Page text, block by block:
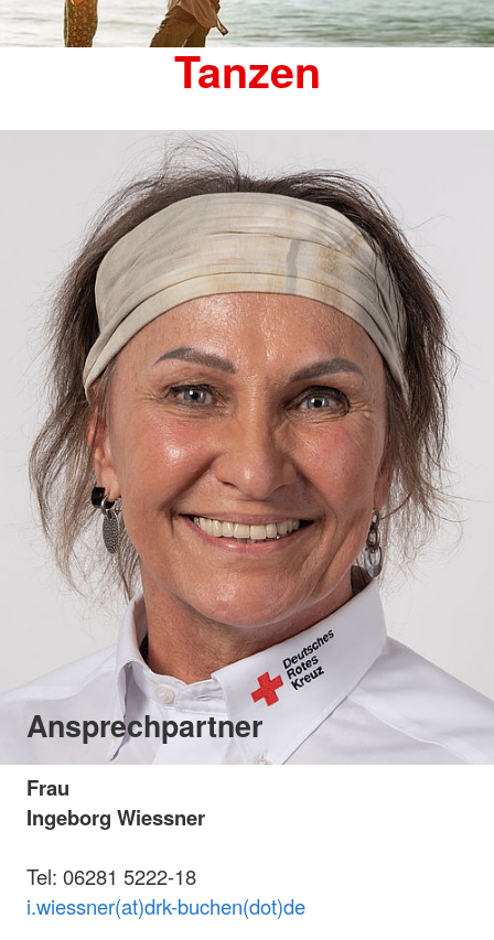
Tanzen
Ansprechpartner
Frau
Ingeborg Wiessner
Tel: 06281 5222-18
i.wiessner(at)drk-buchen(dot)de